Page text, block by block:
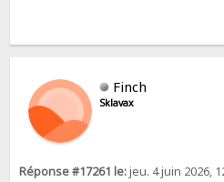
Finch
Sklavax
Réponse #17261 le:jeu. 4 juin 2026,